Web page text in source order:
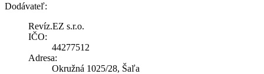
Dodávateľ:
Revíz.EZ s.r.o.
IČO:
44277512
Adresa:
Okružná 1025/28, Šaľa